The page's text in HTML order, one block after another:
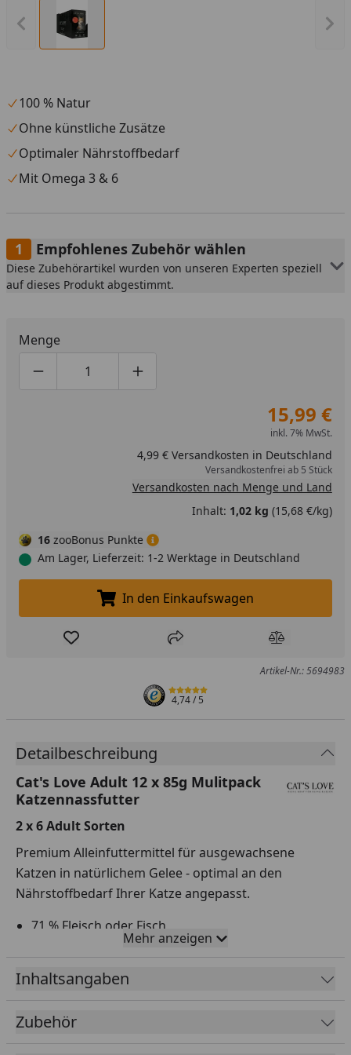
Vorheriges Bild anzeigen
100 % Natur
Ohne künstliche Zusätze
Optimaler Nährstoffbedarf
Mit Omega 3 & 6
Empfohlenes Zubehör wählen
Diese Zubehörartikel wurden von unseren Experten speziell
auf dieses Produkt abgestimmt.
Menge
Produktmenge um eins verringern
Produktmenge manuell eingeben
Produktmenge um eins erhöhen
15,99 €
inkl. 7% MwSt.
4,99 € Versandkosten in Deutschland
Versandkostenfrei ab 5 Stück
Versandkosten nach Menge und Land
Inhalt: 1,02 kg (15,68 €/kg)
16 zooBonus Punkte
Am Lager, Lieferzeit: 1-2 Werktage in Deutschland
In den Einkaufswagen legen
In den Einkaufswagen
Produkt zur Wunschliste hinzufügen
Teilen Produkt
Artikel-Nr.: 5694983
4,74/ 5
Detailbeschreibung
Cat's Love Adult 12 x 85g Mulitpack
Katzennassfutter
2 x 6 Adult Sorten
Premium Alleinfuttermittel für ausgewachsene
Katzen in natürlichem Gelee - optimal an den
Nährstoffbedarf Ihrer Katze angepasst.
71 % Fleisch oder Fisch
Mit Omega 3 & 6
Farb-, Aroma- und Konsverierungsstoffe,
Zuckerzusatz, Schlachtabfälle, Geschmacksverstärker,
Mehr anzeigen
Inhaltsangaben
Zubehör